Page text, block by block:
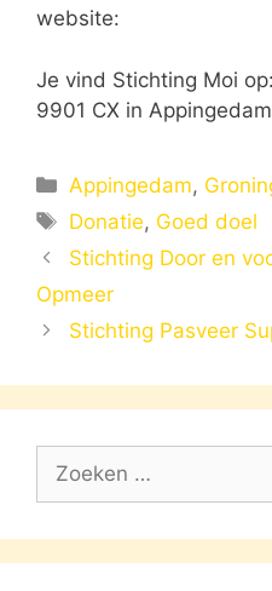
website:
Je vind Stichting Moi
9901 CX in
Categorieën
Appingedam,
Tags
Donatie, Goed doel
Stichting Door en
Opmeer
Stichting Pasveer
naar: